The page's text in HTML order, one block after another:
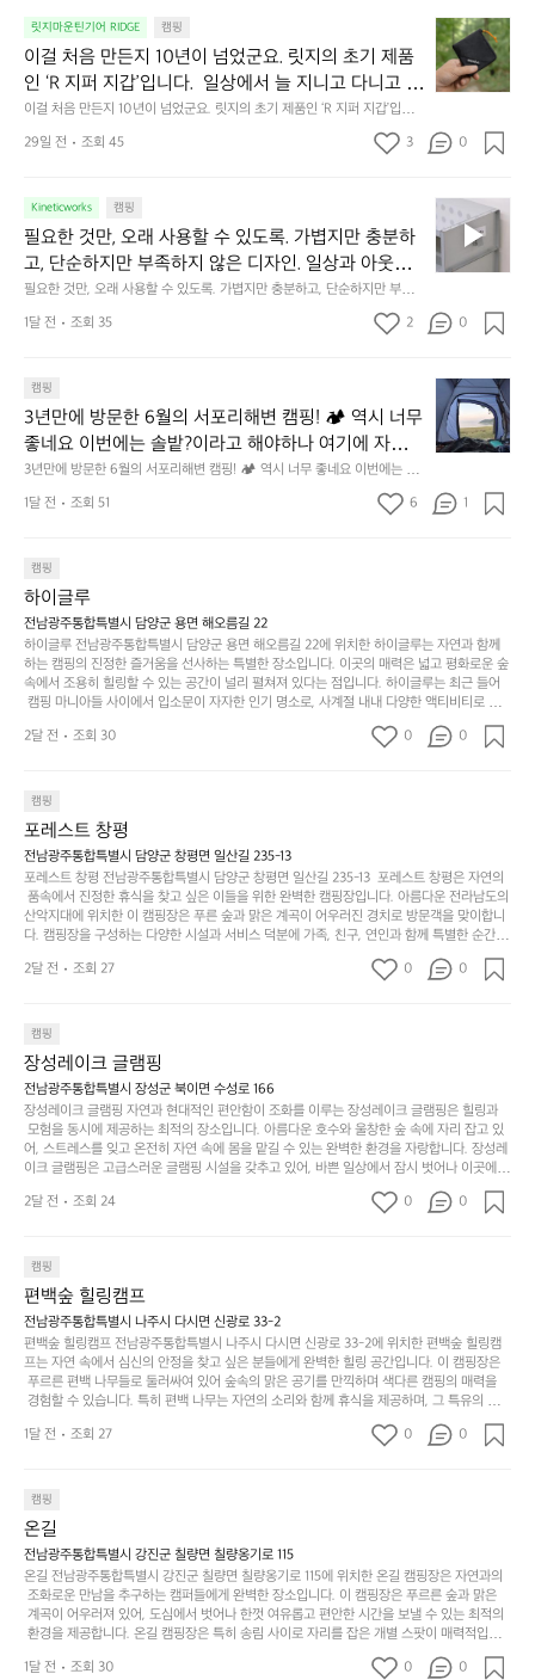
의
휴
식
에
도
이
중
인
차
안
서
도
구
나
잠
에
기
까
이
걸
리
는
순
다.
그
럴
때
는
차
을
가
려
보
세
요.
튼
을
조
용
히
o
l
a
t
☺️
미
니
미
멀
👌🏼
릿지마운틴기어 RIDGE 캠핑
이걸 처음 만든지 10년이 넘었군요. 릿지의 초기 제품
인 ‘R 지퍼 지갑’입니다.  일상에서 늘 지니고 다니고 싶
어지는 물건에는 크기, 무게, 형태, 색감 사이의 아주 미
묘한 밸런스가 존재합니다.  예를 들자면 일에 집중하
느라 책상 위 가장자리에 대충 걸쳐 놓아도 시야에 걸
는 균형감에서 출발했습니다.  그중에서도 슬림함에 철
저히 집착했습니다. 튼튼한 내구도와 넉넉한 수납력을
해치치 않는 선에서, 가장 가볍고 얇게 설계했습니다.
이 디자인과 사용감은, 꼭 직접 손으로 만져보며 경험
해 보시기를 바랍니다.
이걸 처음 만든지 10년이 넘었군요. 릿지의 초기 제품인 ‘R 지퍼 지갑’입니
다.  일상에서 늘 지니고 다니고 싶어지는 물건에는 크기, 무게, 형태, 색감
사이의 아주 미묘한 밸런스가 존재합니다.  예를 들자면 일에 집중하느라 책
철저히 집착했습니다. 튼튼한 내구도와 넉넉한 수납력을 해치치 않는 선에
서, 가장 가볍고 얇게 설계했습니다.  이 디자인과 사용감은, 꼭 직접 손으로
만져보며 경험해 보시기를 바랍니다.
이
걸
처
음
든
0
년
이
넘
군
지
의
초
기
품
갑’입
니
다.
일
상
에
고
다
니
고
싶
어
는
크
기,
무
게,
이
의
아
주
미
가
존
재
합
니
29일 전 조회 45 3 0
Kineticworks 캠핑
필요한 것만, 오래 사용할 수 있도록. 가볍지만 충분하
고, 단순하지만 부족하지 않은 디자인. 일상과 아웃도
어의 경계를 자연스럽게 이어주는 RIDGE MOUNTAIN
GEAR. 키네틱웍스에서 만나보세요.
필요한 것만, 오래 사용할 수 있도록. 가볍지만 충분하고, 단순하지만 부족하
지 않은 디자인. 일상과 아웃도어의 경계를 자연스럽게 이어주는 RIDGE M
OUNTAIN GEAR. 키네틱웍스에서 만나보세요.
필
요
한
것
오
용
할
수
있
록.
분
하
고,
단
순
하
하
지
않
은
디
자
웃
도
어
의
경
럽
게
이
어
주
E
M
O
U
N
1달 전 조회 35 2 0
캠핑
3년만에 방문한 6월의 서포리해변 캠핑! 🏕 역시 너무
좋네요 이번에는 솔밭?이라고 해야하나 여기에 자리를
잡았는데 정말 시원하고 경치도 좋네요  서해치고 물도
맑은편, 아이들도 놀기 좋고 1박 2일은 넘 짧게 느껴지
네요  .1박 1동 1만원 (수금은 7시쯤, 동네에서 관리) .수
바로 화장실있음 .5분거리 cu .2분거리 음식점  항구에
서부터 해변까지 버스도 다니네요 ㅎㅎㅎ 아이들 엄청
좋아하네요 점심쯤도착해서 철수할때까지 물놀이 3
타임이나 했네요 ⛱️
3년만에 방문한 6월의 서포리해변 캠핑! 🏕 역시 너무 좋네요 이번에는 솔
밭?이라고 해야하나 여기에 자리를 잡았는데 정말 시원하고 경치도 좋네요
서해치고 물도 맑은편, 아이들도 놀기 좋고 1박 2일은 넘 짧게 느껴지네요  .
항구에서부터 해변까지 버스도 다니네요 ㅎㅎㅎ 아이들 엄청 좋아하네요 점
심쯤도착해서 철수할때까지 물놀이 3타임이나 했네요 ⛱️
년
만
에
문
포
리
해
변
캠
핑!
무
좋
네
요
이
이
라
고
해
야
하
리
를
잡
았
는
하
고
경
치
도
1달 전 조회 51 6 1
캠핑
하이글루
전남광주통합특별시 담양군 용면 해오름길 22
하이글루 전남광주통합특별시 담양군 용면 해오름길 22에 위치한 하이글루는 자연과 함께
하는 캠핑의 진정한 즐거움을 선사하는 특별한 장소입니다. 이곳의 매력은 넓고 평화로운 숲
속에서 조용히 힐링할 수 있는 공간이 널리 펼쳐져 있다는 점입니다. 하이글루는 최근 들어
캠핑 마니아들 사이에서 입소문이 자자한 인기 명소로, 사계절 내내 다양한 액티비티로 방
문객들을 맞이합니다. 특히, 하이글루의 독특한 시설인 글램핑 텐트는 고객들에게 아늑한 잠
자리를 제공하며, 캠핑의 매력을 한층 더해 줍니다. 밖에서는 자연의 소리를 들으며, 내부에
함께 좋은 시간을 보낼 수 있다는 것입니다. 또한, 하이글루 인근에는 다양한 트레킹 코스와
자전거 도로가 있어 아웃도어 활동을 좋아하는 이들에게 더욱 참조할 만한 장소가 됩니다.
담양의 아름다운 자연과 함께, 건강한 레저 활동을 즐기며 행복한 캠핑 경험을 쌓으실 수 있
습니다. 하이글루에서 특별한 순간을 만끽해보세요. 따뜻한 햇살과 함께하는 아침, 상징적인
담양의 죽녹원과 함께 어우러진 저녁, 그리고 고요한 밤하늘 아래에서 별을 바라보며 나누는
이야기들은 여러분의 캠핑 여행을 더욱 특별하게 만들어 줄 것입니다.  인기 정도: ★★★★
★
2달 전 조회 30 0 0
캠핑
포레스트 창평
전남광주통합특별시 담양군 창평면 일산길 235-13
포레스트 창평 전남광주통합특별시 담양군 창평면 일산길 235-13  포레스트 창평은 자연의
품속에서 진정한 휴식을 찾고 싶은 이들을 위한 완벽한 캠핑장입니다. 아름다운 전라남도의
산악지대에 위치한 이 캠핑장은 푸른 숲과 맑은 계곡이 어우러진 경치로 방문객을 맞이합니
다. 캠핑장을 구성하는 다양한 시설과 서비스 덕분에 가족, 친구, 연인과 함께 특별한 순간을
만들어갈 수 있는 최적의 공간이 됩니다.  포레스트 창평은 주말마다 직접 재배한 신선한 농
산물을 제공하는 캠핑장으로, 현지에서만 느낄 수 있는 자연의 맛을 경험할 수 있습니다. 또
으며 깊은 숙면을 취할 수 있는 기회를 제공합니다.  이곳은 자연과의 완벽한 조화를 이루며,
다채로운 야외 활동을 제공합니다. 특히 어린이들은 안전하게 놀 수 있는 놀이시설이 마련
되어 있어 부모님들과 함께 즐거운 시간을 보낼 수 있습니다. 주변의 다양한 관광지와 먹거
리를 탐험하는 재미도 포레스트 창평의 매력 중 하나입니다.  또한, 캠핑장을 방문한 후 지속
적으로 재방문하는 이들이 많아 인기가 날로 상승하고 있습니다. 포레스트 창평은 단순한 캠
핑 그 이상을 제공하며, 자연을 사랑하는 모든 이들에게 꼭 한번 경험해봐야 할 장소로 자리
잡았습니다.  인기 정도: ★★★★★
2달 전 조회 27 0 0
캠핑
장성레이크 글램핑
전남광주통합특별시 장성군 북이면 수성로 166
장성레이크 글램핑 자연과 현대적인 편안함이 조화를 이루는 장성레이크 글램핑은 힐링과
모험을 동시에 제공하는 최적의 장소입니다. 아름다운 호수와 울창한 숲 속에 자리 잡고 있
어, 스트레스를 잊고 온전히 자연 속에 몸을 맡길 수 있는 완벽한 환경을 자랑합니다. 장성레
이크 글램핑은 고급스러운 글램핑 시설을 갖추고 있어, 바쁜 일상에서 잠시 벗어나 이곳에
오면 사치스러운 휴식이 가능해집니다. 독립된 텐트에서 제공되는 특별한 불멍 공간은 소중
한 사람과 함께 따뜻한 이야기를 나눌 수 있는 소중한 시간을 만들어 줍니다. 또한, 주변의 자
을 창출하는 시간이 될 것입니다. 특히 식사를 좋아하는 분들에게는 매주 특별한 바비큐 파
티와 지역에서 나는 신선한 재료로 만든 다양한 요리를 제공하여 미각을 만족시켜 줍니다.
장성레이크 글램핑은 그 아름다운 경관과 최고 품질의 시설 덕분에 최근 몇 년 사이에 특히
주목받고 있는 캠핑장 중 하나입니다. 주말이면 방문객이 가득해 예약이 빠르게 차는 만큼
미리 일정을 계획하시는 것이 좋습니다. 나만의 프라이빗한 공간에서 가족 및 사랑하는 사
람들과 함께하세요. 당신의 대자연 속 힐링을 기다리는 장성레이크 글램핑은 언젠가 반드시
방문해봐야 할 명소로 자리매김하였습니다. 인기 정도: ★★★★★
2달 전 조회 24 0 0
캠핑
편백숲 힐링캠프
전남광주통합특별시 나주시 다시면 신광로 33-2
편백숲 힐링캠프 전남광주통합특별시 나주시 다시면 신광로 33-2에 위치한 편백숲 힐링캠
프는 자연 속에서 심신의 안정을 찾고 싶은 분들에게 완벽한 힐링 공간입니다. 이 캠핑장은
푸르른 편백 나무들로 둘러싸여 있어 숲속의 맑은 공기를 만끽하며 색다른 캠핑의 매력을
경험할 수 있습니다. 특히 편백 나무는 자연의 소리와 함께 휴식을 제공하며, 그 특유의 아로
마향이 심리적 안정감을 가져다줍니다. 이곳에서 아침 햇살을 맞으며 조용한 숲속에서의 커
피 한 잔은 그 어떤 도시의 카페에서 느끼기 힘든 특별함을 선사합니다. 편백숲 힐링캠프는
즐길 수 있는 기회도 많은데, 자전거를 타거나 숲속을 거닐며 다양한 생태계를 체험해보는
것도 일상의 스트레스를 잊게 해줍니다. 또한, 캠프파이어를 즐기며 별빛 아래서 시간을 보
내는 것은 일상에서 벗어나 새로운 여유를 찾는 방법입니다. 운영자는 항상 방문객의 편안함
과 안전을 최우선으로 생각하고 있으며, 깨끗하고 잘 관리된 시설을 자랑합니다. 가족들이
함께하는 모닥불 구이 파티나 친구들과의 캠핑 퀴즈도 놓칠 수 없는 재미가 됩니다. 자연과
의 조화 속에서 힐링할 수 있는 편백숲 힐링캠프는 현대인의 바쁜 일상에서 벗어나 소중한
시간을 가지고 싶은 분들에게 특히 추천드립니다. 지금 바로 나주로 떠나 여유로움과 행복
이 가득한 캠핑을 경험해보세요! 인기 정도: ★★★★☆
1달 전 조회 27 0 0
캠핑
온길
전남광주통합특별시 강진군 칠량면 칠량옹기로 115
온길 전남광주통합특별시 강진군 칠량면 칠량옹기로 115에 위치한 온길 캠핑장은 자연과의
조화로운 만남을 추구하는 캠퍼들에게 완벽한 장소입니다. 이 캠핑장은 푸르른 숲과 맑은
계곡이 어우러져 있어, 도심에서 벗어나 한껏 여유롭고 편안한 시간을 보낼 수 있는 최적의
환경을 제공합니다. 온길 캠핑장은 특히 송림 사이로 자리를 잡은 개별 스팟이 매력적입니
다. 각 사이트마다 적당한 간격이 유지되어 있어 프라이빗한 캠핑을 선호하는 분들에게는 더
없이 좋은 선택이지요. 숲속에서의 고요한 밤, 별빛 아래서의 캠핑은 마치 동화 속에 들어온
1달 전 조회 30 0 0